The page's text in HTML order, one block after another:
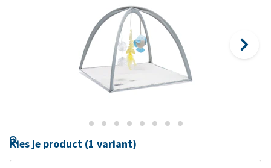
Kies je product (1 variant)